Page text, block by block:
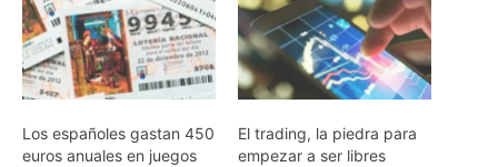
Los españoles gastan 450
euros anuales en juegos
El trading, la piedra para
empezar a ser libres